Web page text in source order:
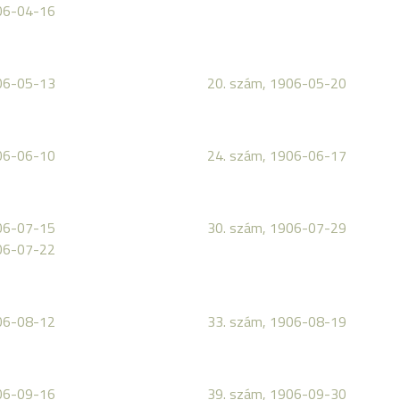
04-16
05-13 20. szám, 1906-05-20
06-10 24. szám, 1906-06-17
07-15
07-22
30. szám, 1906-07-29
08-12 33. szám, 1906-08-19
09-16 39. szám, 1906-09-30